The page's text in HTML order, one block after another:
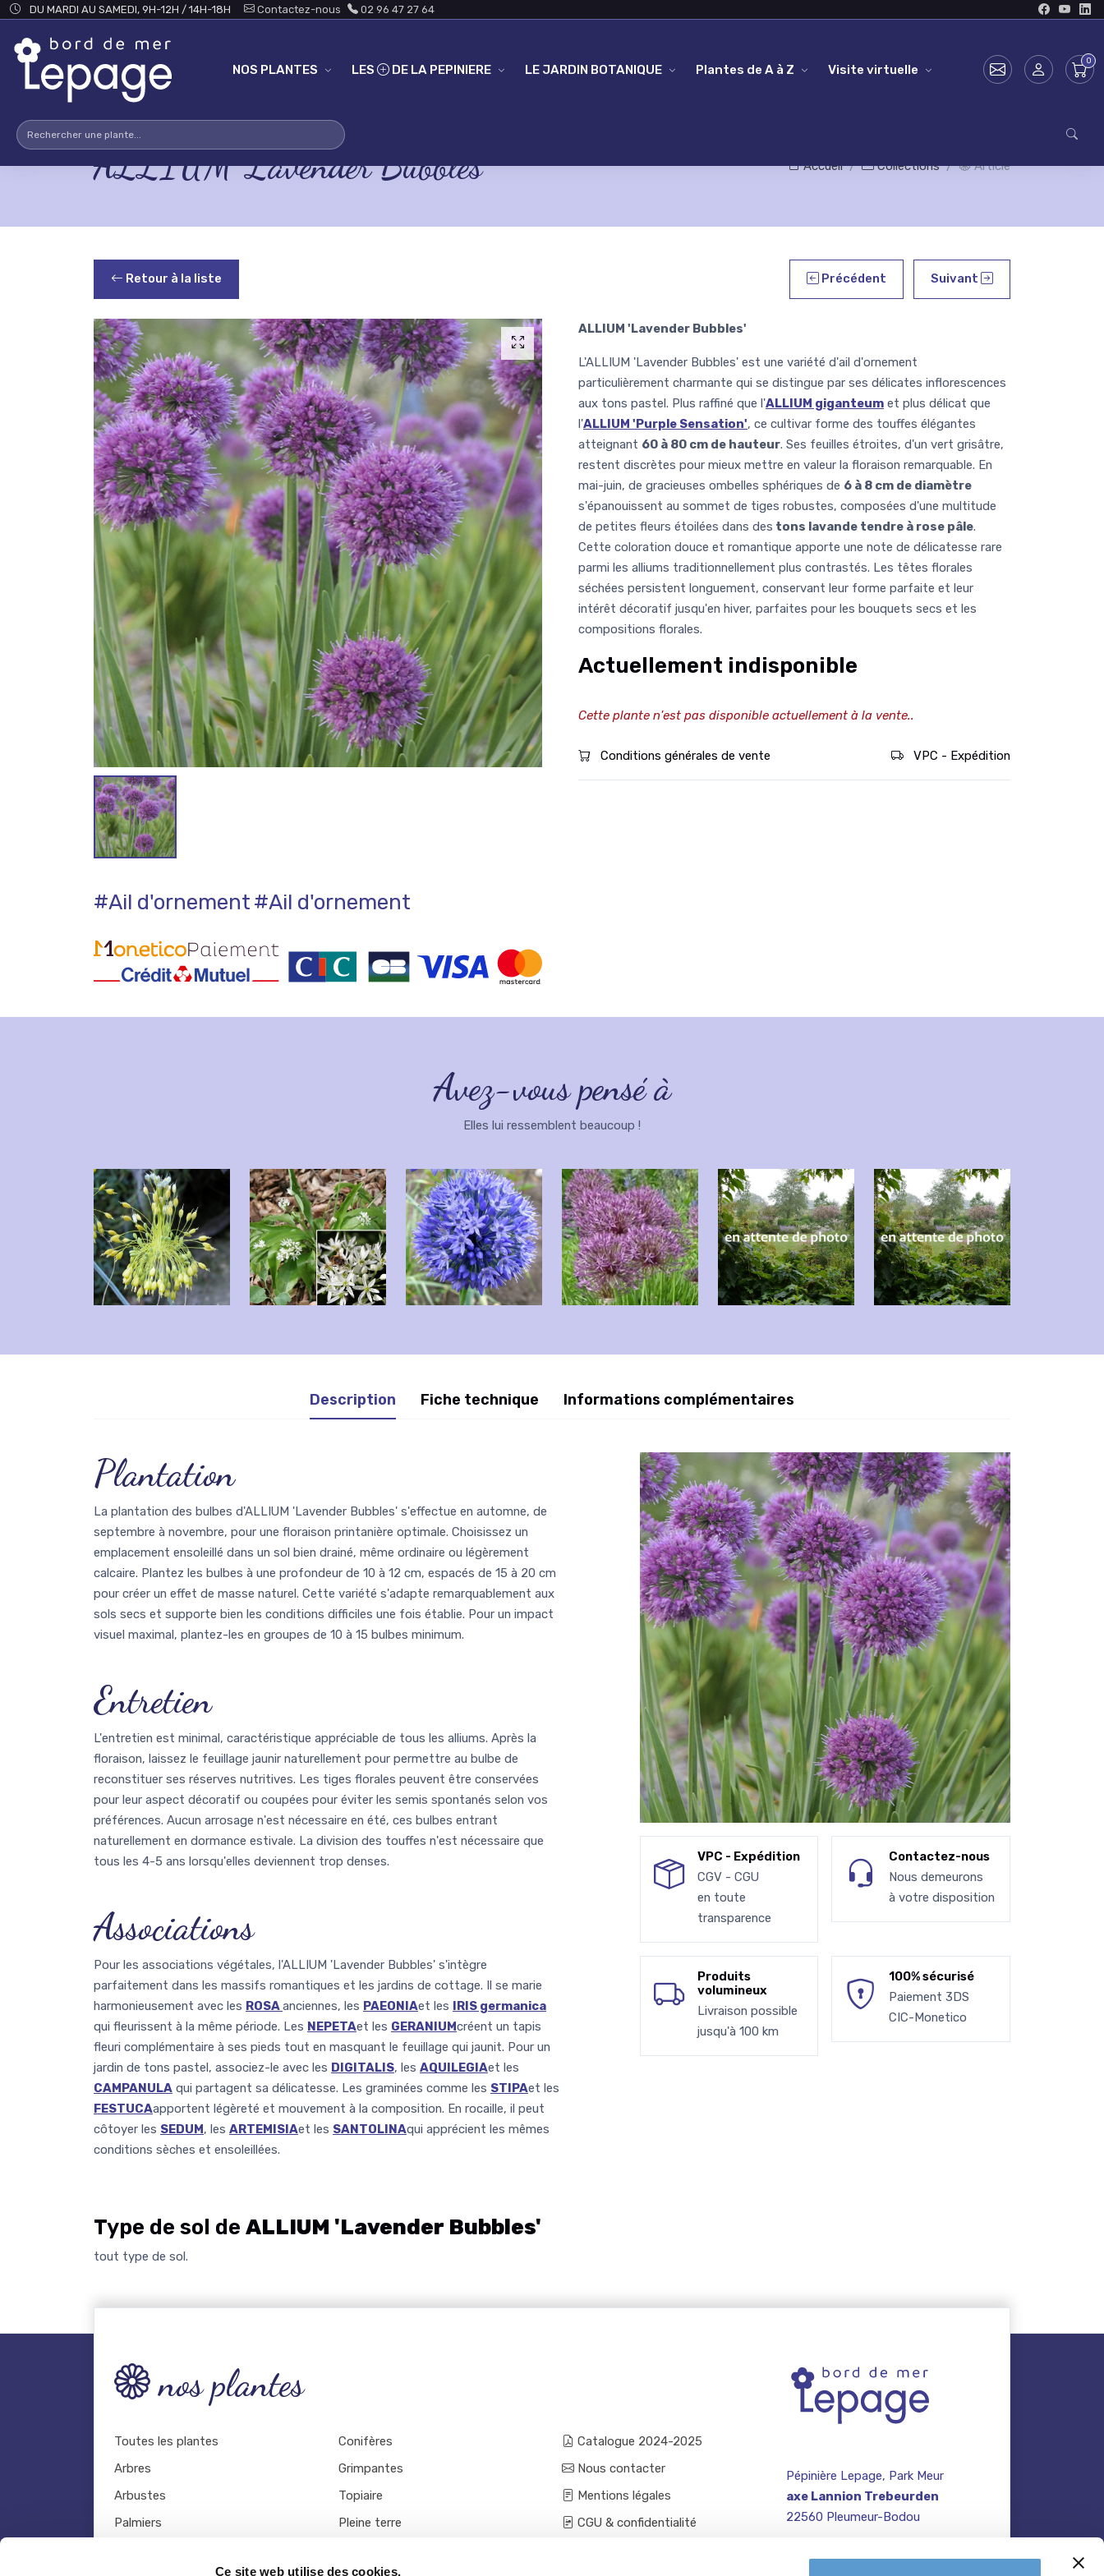
Ce site web utilise des cookies.
Skip to main content
DU MARDI AU SAMEDI, 9H-12H / 14H-18H Contactez-nous 02 96 47 27 64
NOS PLANTES LES DE LA PEPINIERE LE JARDIN BOTANIQUE Plantes de A à Z Visite virtuelle
ALLIUM 'Lavender Bubbles' Accueil Collections Article
Retour à la liste Précédent Suivant
#Ail d'ornement#Ail d'ornement
ALLIUM 'Lavender Bubbles'
L'ALLIUM 'Lavender Bubbles' est une variété d'ail d'ornement
particulièrement charmante qui se distingue par ses délicates inflorescences
aux tons pastel. Plus raffiné que l'ALLIUM giganteum et plus délicat que
l'ALLIUM 'Purple Sensation', ce cultivar forme des touffes élégantes
atteignant 60 à 80 cm de hauteur. Ses feuilles étroites, d'un vert grisâtre,
restent discrètes pour mieux mettre en valeur la floraison remarquable. En
mai-juin, de gracieuses ombelles sphériques de 6 à 8 cm de diamètre
s'épanouissent au sommet de tiges robustes, composées d'une multitude
de petites fleurs étoilées dans des tons lavande tendre à rose pâle.
Cette coloration douce et romantique apporte une note de délicatesse rare
parmi les alliums traditionnellement plus contrastés. Les têtes florales
séchées persistent longuement, conservant leur forme parfaite et leur
intérêt décoratif jusqu'en hiver, parfaites pour les bouquets secs et les
compositions florales.
Actuellement indisponible
Cette plante n'est pas disponible actuellement à la vente..
Conditions générales de vente VPC - Expédition
Avez-vous pensé à
Elles lui ressemblent beaucoup !
Description Fiche technique Informations complémentaires
Plantation
La plantation des bulbes d'ALLIUM 'Lavender Bubbles' s'effectue en automne, de
septembre à novembre, pour une floraison printanière optimale. Choisissez un
emplacement ensoleillé dans un sol bien drainé, même ordinaire ou légèrement
calcaire. Plantez les bulbes à une profondeur de 10 à 12 cm, espacés de 15 à 20 cm
pour créer un effet de masse naturel. Cette variété s'adapte remarquablement aux
sols secs et supporte bien les conditions difficiles une fois établie. Pour un impact
visuel maximal, plantez-les en groupes de 10 à 15 bulbes minimum.
Entretien
L'entretien est minimal, caractéristique appréciable de tous les alliums. Après la
floraison, laissez le feuillage jaunir naturellement pour permettre au bulbe de
reconstituer ses réserves nutritives. Les tiges florales peuvent être conservées
pour leur aspect décoratif ou coupées pour éviter les semis spontanés selon vos
préférences. Aucun arrosage n'est nécessaire en été, ces bulbes entrant
naturellement en dormance estivale. La division des touffes n'est nécessaire que
tous les 4-5 ans lorsqu'elles deviennent trop denses.
Associations
Pour les associations végétales, l'ALLIUM 'Lavender Bubbles' s'intègre
parfaitement dans les massifs romantiques et les jardins de cottage. Il se marie
harmonieusement avec les ROSAanciennes, les PAEONIAet les IRIS germanica
qui fleurissent à la même période. Les NEPETAet les GERANIUMcréent un tapis
fleuri complémentaire à ses pieds tout en masquant le feuillage qui jaunit. Pour un
jardin de tons pastel, associez-le avec les DIGITALIS, les AQUILEGIAet les
CAMPANULA qui partagent sa délicatesse. Les graminées comme les STIPAet les
FESTUCAapportent légèreté et mouvement à la composition. En rocaille, il peut
côtoyer les SEDUM, les ARTEMISIAet les SANTOLINAqui apprécient les mêmes
conditions sèches et ensoleillées.
Type de sol de ALLIUM 'Lavender Bubbles'
tout type de sol.
VPC - Expédition
CGV - CGU
en toute
transparence
Contactez-nous
Nous demeurons
à votre disposition
Produits
volumineux
Livraison possible
jusqu'à 100 km
100% sécurisé
Paiement 3DS
CIC-Monetico
nos plantes
Toutes les plantes
Arbres
Arbustes
Palmiers
Conifères
Grimpantes
Topiaire
Pleine terre
Catalogue 2024-2025
Nous contacter
Mentions légales
CGU & confidentialité
Pépinière Lepage, Park Meur
axe Lannion Trebeurden
22560 Pleumeur-Bodou